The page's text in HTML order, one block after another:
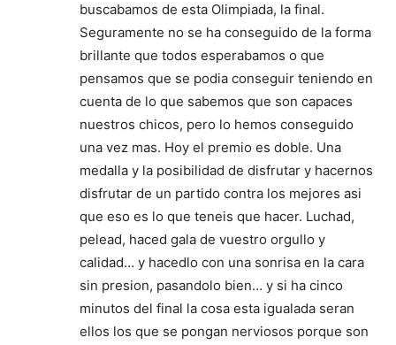
buscabamos de esta Olimpiada, la final.
Seguramente no se ha conseguido de la forma
brillante que todos esperabamos o que
pensamos que se podia conseguir teniendo en
cuenta de lo que sabemos que son capaces
nuestros chicos, pero lo hemos conseguido
una vez mas. Hoy el premio es doble. Una
medalla y la posibilidad de disfrutar y hacernos
disfrutar de un partido contra los mejores asi
que eso es lo que teneis que hacer. Luchad,
pelead, haced gala de vuestro orgullo y
calidad… y hacedlo con una sonrisa en la cara
sin presion, pasandolo bien… y si ha cinco
minutos del final la cosa esta igualada seran
ellos los que se pongan nerviosos porque son